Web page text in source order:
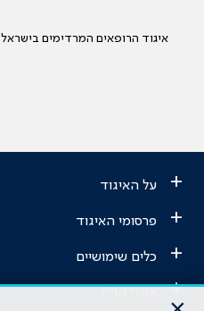
איגוד הרופאים המרדימים בישראל
+ על האיגוד
+ פרסומי האיגוד
+ כלים שימושיים
+